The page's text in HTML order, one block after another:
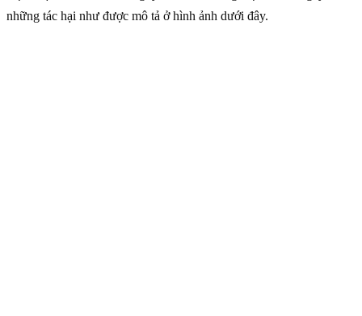
những tác hại như được mô tả ở hình ảnh dưới đây.